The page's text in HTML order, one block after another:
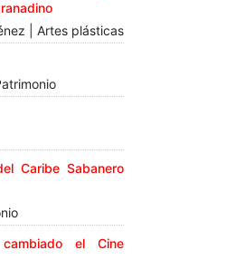
| Artes plásticas
Caribe Sabanero
el Cine